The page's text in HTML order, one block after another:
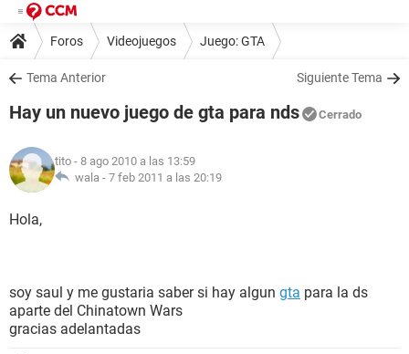
Foros Videojuegos Juego: GTA
Tema Anterior Siguiente Tema
Hay un nuevo juego de gta para nds Cerrado
tito - 8 ago 2010 a las 13:59
wala - 7 feb 2011 a las 20:19
Hola,
soy saul y me gustaria saber si hay algun gta para la ds
aparte del Chinatown Wars
gracias adelantadas